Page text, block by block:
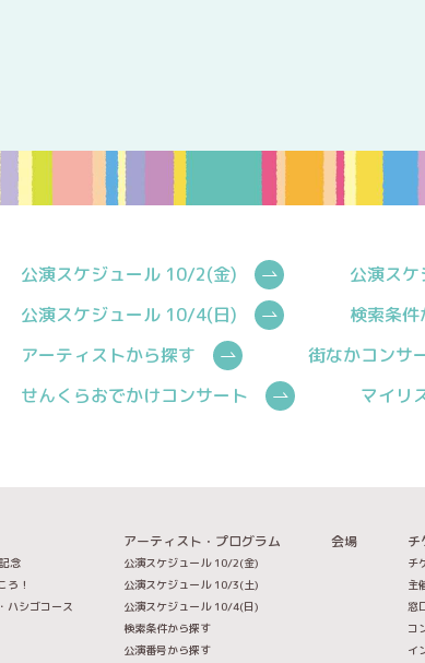
公演スケジュール 10/2(金)
公演ス
公演スケジュール 10/4(日)
検索条件
アーティストから探す
街なかコンサ
せんくらおでかけコンサート
マイリ
念
ろ！
ハシゴコース
アーティスト・プログラム
公演スケジュール 10/2(金)
公演スケジュール 10/3(土)
公演スケジュール 10/4(日)
検索条件から探す
公演番号から探す
会場 チ
チ
主
窓
コ
イ